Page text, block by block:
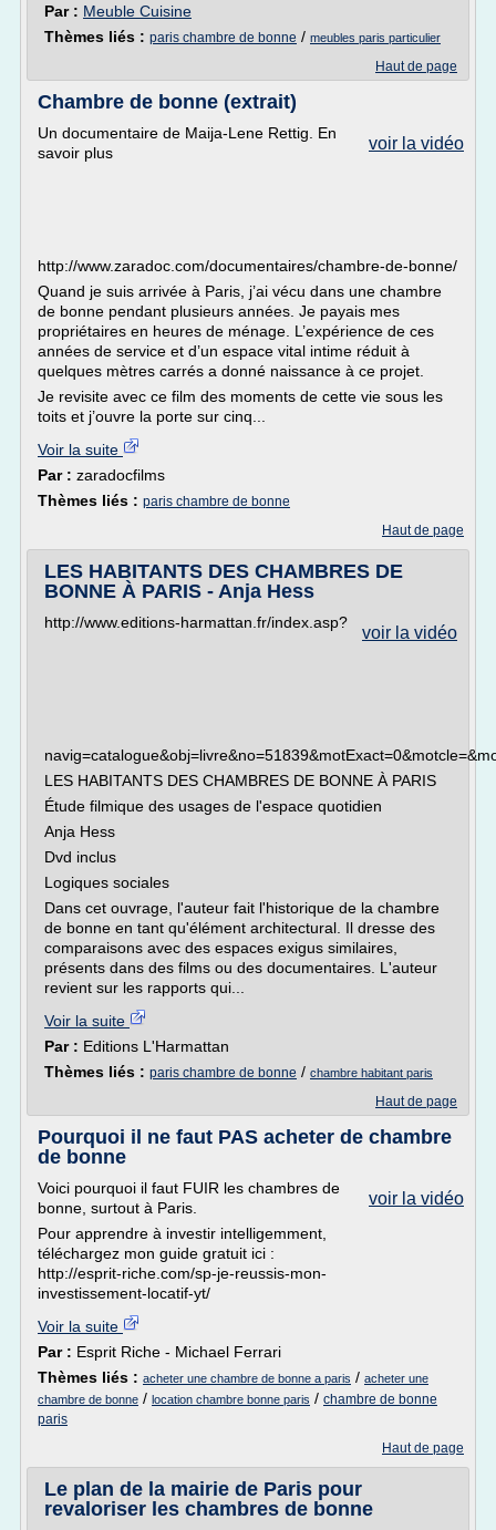
Par : Meuble Cuisine
Thèmes liés : paris chambre de bonne / meubles paris particulier
Haut de page
Chambre de bonne (extrait)
voir la vidéo
Un documentaire de Maija-Lene Rettig. En
savoir plus
http://www.zaradoc.com/documentaires/chambre-de-bonne/
Quand je suis arrivée à Paris, j’ai vécu dans une chambre
de bonne pendant plusieurs années. Je payais mes
propriétaires en heures de ménage. L’expérience de ces
années de service et d’un espace vital intime réduit à
quelques mètres carrés a donné naissance à ce projet.
Je revisite avec ce film des moments de cette vie sous les
toits et j’ouvre la porte sur cinq...
Voir la suite
Par : zaradocfilms
Thèmes liés : paris chambre de bonne
Haut de page
LES HABITANTS DES CHAMBRES DE
BONNE À PARIS - Anja Hess
voir la vidéo
http://www.editions-harmattan.fr/index.asp?
LES HABITANTS DES CHAMBRES DE BONNE À PARIS
Étude filmique des usages de l'espace quotidien
Anja Hess
Dvd inclus
Logiques sociales
Dans cet ouvrage, l'auteur fait l'historique de la chambre
de bonne en tant qu'élément architectural. Il dresse des
comparaisons avec des espaces exigus similaires,
présents dans des films ou des documentaires. L'auteur
revient sur les rapports qui...
Voir la suite
Par : Editions L'Harmattan
Thèmes liés : paris chambre de bonne / chambre habitant paris
Haut de page
Pourquoi il ne faut PAS acheter de chambre
de bonne
voir la vidéo
Voici pourquoi il faut FUIR les chambres de
bonne, surtout à Paris.
Pour apprendre à investir intelligemment,
téléchargez mon guide gratuit ici :
http://esprit-riche.com/sp-je-reussis-mon-
investissement-locatif-yt/
Voir la suite
Par : Esprit Riche - Michael Ferrari
Thèmes liés : acheter une chambre de bonne a paris / acheter une
chambre de bonne / location chambre bonne paris / chambre de bonne
paris
Haut de page
Le plan de la mairie de Paris pour
revaloriser les chambres de bonne